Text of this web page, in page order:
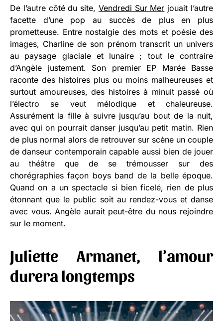
De l’autre côté du site, Vendredi Sur Mer jouait l’autre
facette d’une pop au succès de plus en plus
prometteuse. Entre nostalgie des mots et poésie des
images, Charline de son prénom transcrit un univers
au paysage glaciale et lunaire ; tout le contraire
d’Angèle justement. Son premier EP Marée Basse
raconte des histoires plus ou moins malheureuses et
surtout amoureuses, des histoires à minuit passé où
l’électro se veut mélodique et chaleureuse.
Assurément la fille à suivre jusqu’au bout de la nuit,
avec qui on pourrait danser jusqu’au petit matin. Rien
de plus normal alors de retrouver sur scène un couple
de danseur contemporain capable aussi bien de jouer
au théâtre que de se trémousser sur des
chorégraphies façon boys band de la belle époque.
Quand on a un spectacle si bien ficelé, rien de plus
étonnant que le public soit au rendez-vous et danse
avec vous. Angèle aurait peut-être du nous rejoindre
sur le moment.
Juliette Armanet, l’amour
durera longtemps